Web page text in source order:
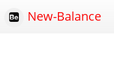
New-Balance